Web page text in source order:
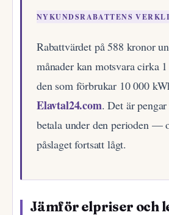
NYKUNDSRABATTENS
Rabattvärdet på 588 kronor
månader kan motsvara cirka
den som förbrukar 10 000
Elavtal24.com. Det är
betala under den perioden —
påslaget fortsatt lågt.
Jämför elpriser och